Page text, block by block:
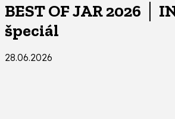
BEST OF JAR 2026 │
špeciál
28.06.2026